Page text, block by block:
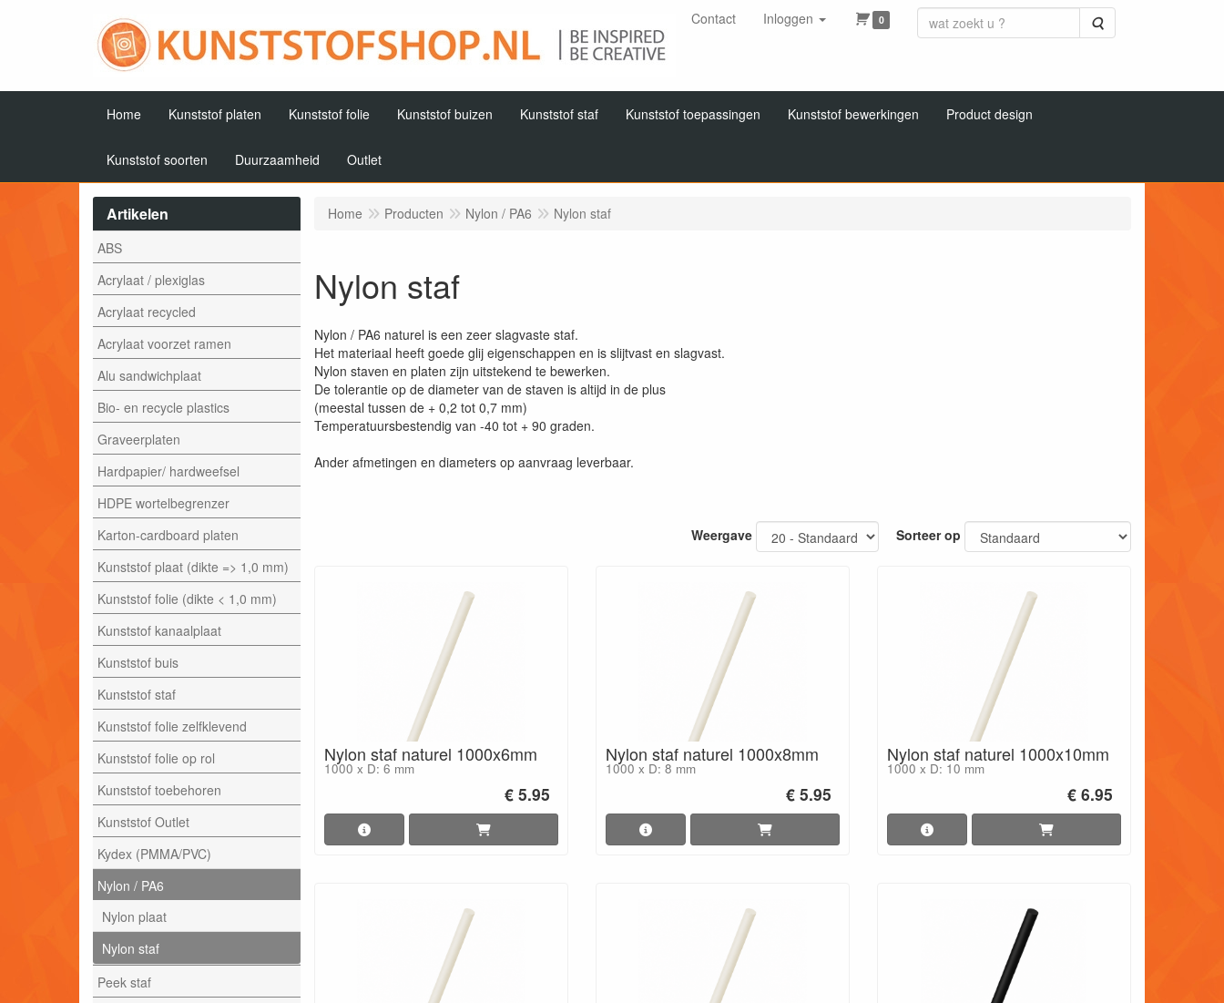
Contact Inloggen 0 Zoeken
Home Kunststof platen Kunststof folie Kunststof buizen Kunststof staf Kunststof toepassingen Kunststof bewerkingen Product design
Kunststof soorten Duurzaamheid Outlet
Artikelen
ABS
Acrylaat / plexiglas
Acrylaat recycled
Acrylaat voorzet ramen
Alu sandwichplaat
Bio- en recycle plastics
Graveerplaten
Hardpapier/ hardweefsel
HDPE wortelbegrenzer
Karton-cardboard platen
Kunststof plaat (dikte => 1,0 mm)
Kunststof folie (dikte < 1,0 mm)
Kunststof kanaalplaat
Kunststof buis
Kunststof staf
Kunststof folie zelfklevend
Kunststof folie op rol
Kunststof toebehoren
Kunststof Outlet
Kydex (PMMA/PVC)
Nylon / PA6
Nylon plaat
Nylon staf
Peek staf
Home Producten Nylon / PA6 Nylon staf
Nylon staf
Nylon / PA6 naturel is een zeer slagvaste staf.
Het materiaal heeft goede glij eigenschappen en is slijtvast en slagvast.
Nylon staven en platen zijn uitstekend te bewerken.
De tolerantie op de diameter van de staven is altijd in de plus
(meestal tussen de + 0,2 tot 0,7 mm)
Temperatuursbestendig van -40 tot + 90 graden.
Ander afmetingen en diameters op aanvraag leverbaar.
Weergave Sorteer op
Nylon staf naturel 1000x6mm
1000 x D: 6 mm
€ 5.95
Nylon staf naturel 1000x8mm
1000 x D: 8 mm
€ 5.95
Nylon staf naturel 1000x10mm
1000 x D: 10 mm
€ 6.95